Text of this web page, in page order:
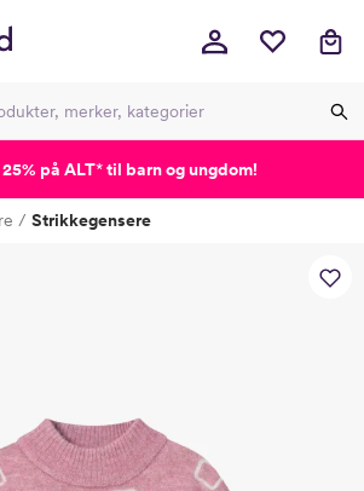
Strikkegensere
25% på ALT*til barn og ungdom!
-
-
-
-